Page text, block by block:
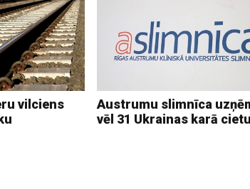
vilciens
Austrumu slimnīca
vēl 31 Ukrainas karā